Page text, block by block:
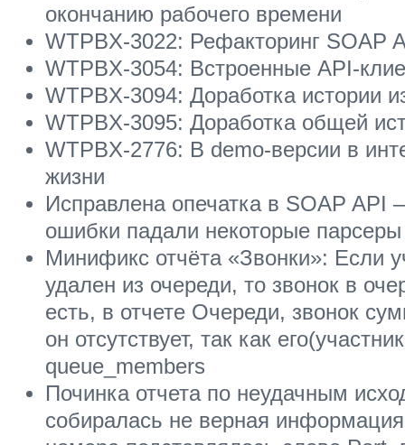
окончанию рабочего времени
WTPBX-3022: Рефакторинг SOAP
WTPBX-3054: Встроенные API-
WTPBX-3094: Доработка истории
WTPBX-3095: Доработка общей
WTPBX-2776: В demo-версии в
жизни
Исправлена опечатка в SOAP API
ошибки падали некоторые парсеры
Минификс отчёта «Звонки»: Если
удален из очереди, то звонок в
есть, в отчете Очереди, звонок
он отсутствует, так как
queue_members
Починка отчета по неудачным
собиралась не верная